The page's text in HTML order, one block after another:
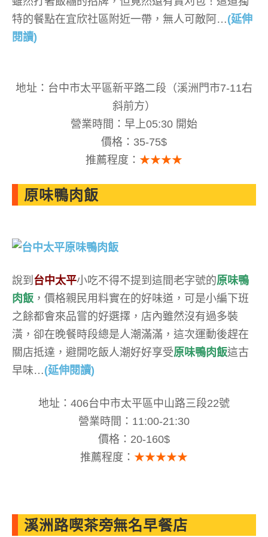
特的餐點在宜欣社區附近一帶，無人可敵阿…(延伸
閱讀)
地址：台中市太平區新平路二段（溪洲門市7-11右
斜前方）
營業時間：早上05:30 開始
價格：35-75$
推薦程度： ★★★★
原味鴨肉飯
說到 台中太平小吃不得不提到這間老字號的原味鴨
肉飯 ，價格親民用料實在的好味道，可是小編下班
之餘都會來品嘗的好選擇，店內雖然沒有過多裝
潢，卻在晚餐時段總是人潮滿滿，這次運動後趕在
關店抵達，避開吃飯人潮好好享受原味鴨肉飯這古
早味…(延伸閱讀)
地址：406台中市太平區中山路三段22號
營業時間：11:00-21:30
價格：20-160$
推薦程度： ★★★★★
溪洲路喫茶旁無名早餐店